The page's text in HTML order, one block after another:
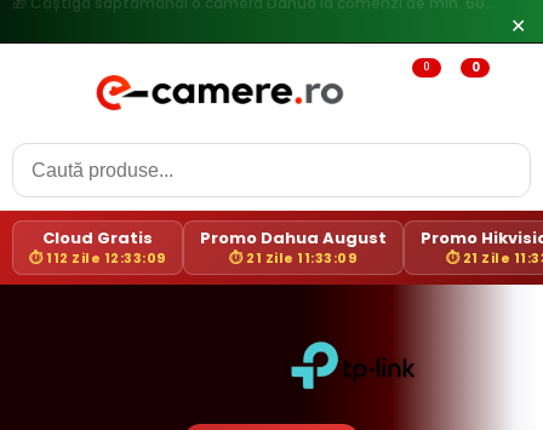
✕
0 0
Cloud Gratis
⏱ 112 Zile 12:33:09
Promo Dahua August
⏱ 21 Zile 11:33:09
Promo
⏱ 21 Zile